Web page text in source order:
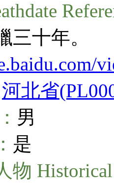
三十年。
河北省
男
是
物 Historical